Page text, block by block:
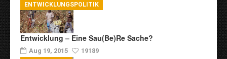
Entwicklung – Eine Sau(be)re Sache?
Aug 19, 2015 19189
ENTWICKLUNGSPOLITIK